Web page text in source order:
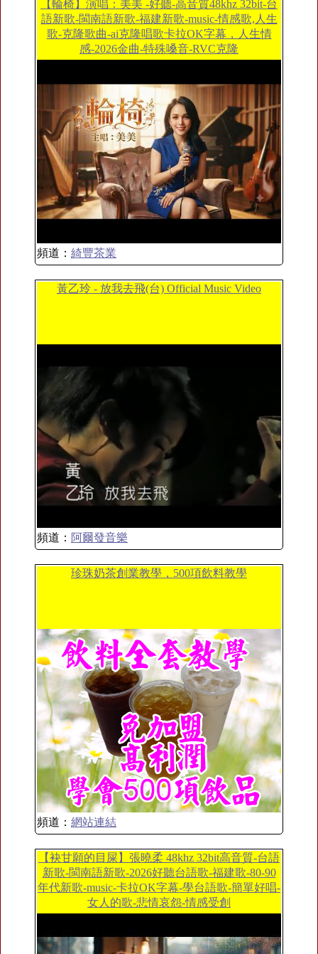
【輪椅】演唱：美美 -好聽-高音質48khz 32bit-台
語新歌-閩南語新歌-福建新歌-music-情感歌,人生
歌-克隆歌曲-ai克隆唱歌卡拉OK字幕，人生情
感-2026金曲-特殊嗓音-RVC克隆
頻道： 綺豐茶業
黃乙玲 - 放我去飛(台) Official Music Video
頻道： 阿爾發音樂
珍珠奶茶創業教學，500項飲料教學
頻道： 網站連結
【袂甘願的目屎】張曉柔 48khz 32bit高音質-台語
新歌-閩南語新歌-2026好聽台語歌-福建歌-80-90
年代新歌-music-卡拉OK字幕-學台語歌-簡單好唱-
女人的歌-悲情哀怨-情感受創